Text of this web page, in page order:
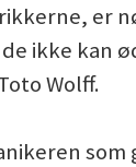
er
ikke kan
Wolff.
som